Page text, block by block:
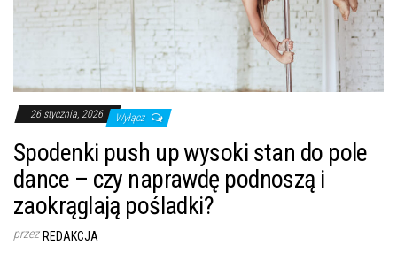
26 stycznia, 2026 Wyłącz
Spodenki push up wysoki stan do pole
dance – czy naprawdę podnoszą i
zaokrąglają pośladki?
przez REDAKCJA